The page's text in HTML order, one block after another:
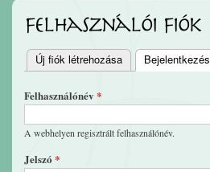
Felhasználói fiók
Elsődleges fülek
Új fiók létrehozása Bejelentkezés
Felhasználónév *
A webhelyen regisztrált felhasználónév.
Jelszó *